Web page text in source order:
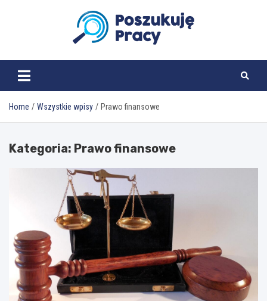
poszukujepracy.pl
Home Wszystkie wpisy Prawo finansowe
Kategoria: Prawo finansowe